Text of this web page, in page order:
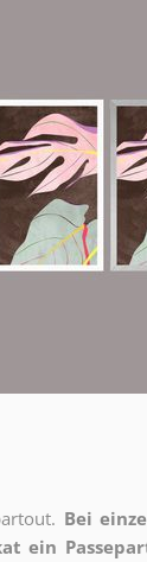
Bei
ein